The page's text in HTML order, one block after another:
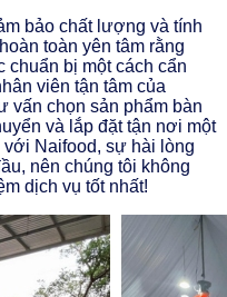
bảo chất lượng và tính
toàn yên tâm rằng
chuẩn bị một cách cẩn
viên tận tâm của
vấn chọn sản phẩm bàn
và lắp đặt tận nơi một
Naifood, sự hài lòng
nên chúng tôi không
dịch vụ tốt nhất!